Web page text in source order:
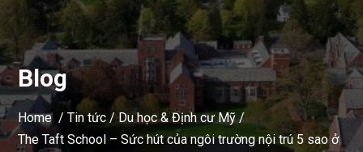
Blog
Home /Tin tức / Du học & Định cư Mỹ/
The Taft School – Sức hút của ngôi trường nội trú 5 sao ở